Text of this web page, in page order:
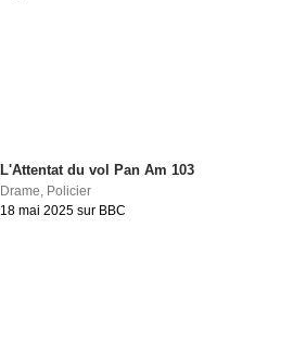
L'Attentat du vol Pan Am 103
Drame, Policier
18 mai 2025 sur BBC